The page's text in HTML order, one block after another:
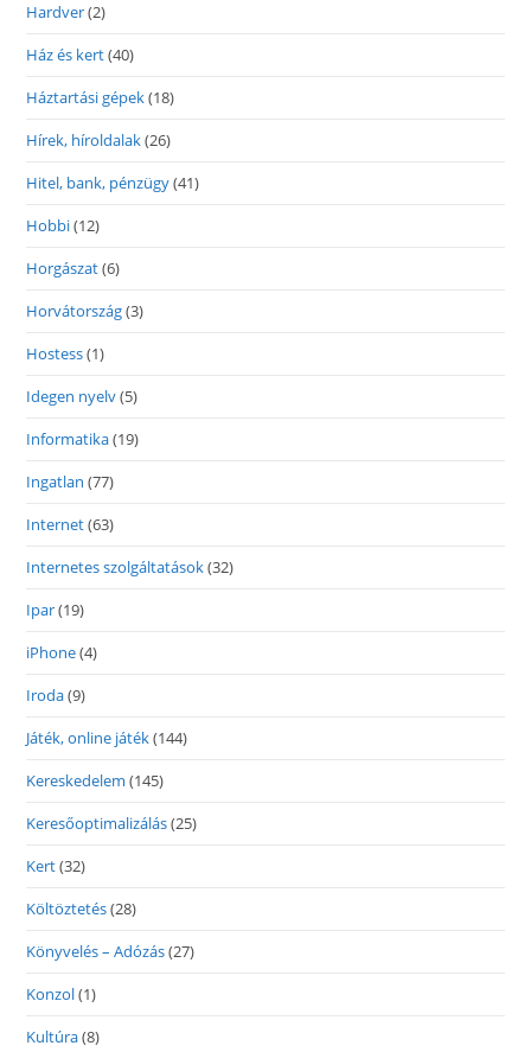
Hardver(2)
Ház és kert(40)
Háztartási gépek(18)
Hírek, híroldalak(26)
Hitel, bank, pénzügy(41)
Hobbi(12)
Horgászat(6)
Horvátország(3)
Hostess(1)
Idegen nyelv(5)
Informatika(19)
Ingatlan (77)
Internet(63)
Internetes szolgáltatások(32)
Ipar(19)
iPhone(4)
Iroda(9)
Játék, online játék(144)
Kereskedelem (145)
Keresőoptimalizálás(25)
Kert(32)
Költöztetés(28)
Könyvelés – Adózás(27)
Konzol(1)
Kultúra(8)